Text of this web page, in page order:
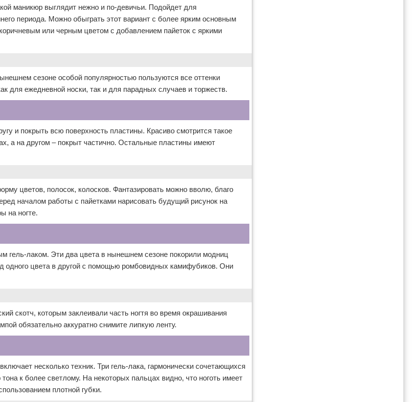
маникюр выглядит нежно и по-девичьи. Подойдет для
периода. Можно обыграть этот вариант с более ярким основным
или черным цветом с добавлением пайеток с яркими
сезоне особой популярностью пользуются все оттенки
для ежедневной носки, так и для парадных случаев и торжеств.
и покрыть всю поверхность пластины. Красиво смотрится такое
а на другом – покрыт частично. Остальные пластины имеют
цветов, полосок, колосков. Фантазировать можно вволю, благо
началом работы с пайетками нарисовать будущий рисунок на
на ногте.
гель-лаком. Эти два цвета в нынешнем сезоне покорили модниц
одного цвета в другой с помощью ромбовидных камифубиков. Они
скотч, которым заклеивали часть ногтя во время окрашивания
обязательно аккуратно снимите липкую ленту.
несколько техник. Три гель-лака, гармонически сочетающихся
к более светлому. На некоторых пальцах видно, что ноготь имеет
плотной губки.